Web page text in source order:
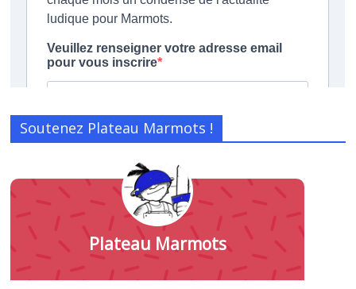
Soutenez Plateau Marmots !
Plateau Marmots